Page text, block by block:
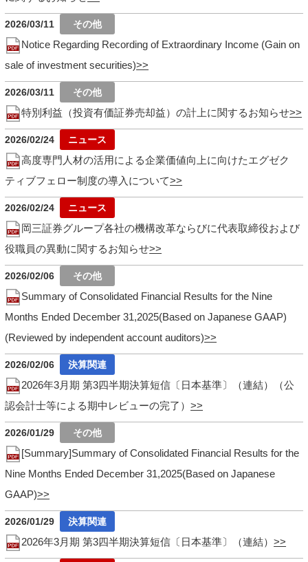
2026/03/11
Notice Regarding Recording of Extraordinary Income (Gain on
sale of investment securities)
2026/03/11
特別利益（投資有価証券売却益）の計上に関するお知らせ
2026/02/24
高度専門人材の活用による企業価値向上に向けたエグゼク
ティブフェロー制度の導入について
2026/02/24
岡三証券グループ各社の機構改革ならびに代表取締役および
役職員の異動に関するお知らせ
2026/02/06
Summary of Consolidated Financial Results for the Nine
Months Ended December 31,2025(Based on Japanese GAAP)
(Reviewed by independent account auditors)
2026/02/06
2026年3月期 第3四半期決算短信〔日本基準〕（連結）（公
認会計士等による期中レビューの完了）
2026/01/29
[Summary]Summary of Consolidated Financial Results for the
Nine Months Ended December 31,2025(Based on Japanese
GAAP)
2026/01/29
2026年3月期 第3四半期決算短信〔日本基準〕（連結）